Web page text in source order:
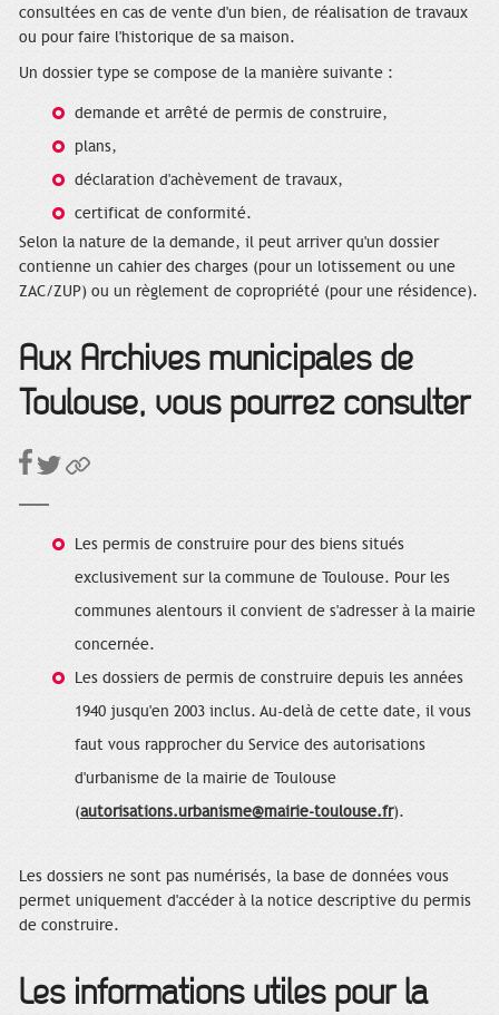
consultées en cas de vente d'un bien, de réalisation de travaux
ou pour faire l'historique de sa maison.
Un dossier type se compose de la manière suivante :
demande et arrêté de permis de construire,
plans,
déclaration d'achèvement de travaux,
certificat de conformité.
Selon la nature de la demande, il peut arriver qu'un dossier
contienne un cahier des charges (pour un lotissement ou une
ZAC/ZUP) ou un règlement de copropriété (pour une résidence).
Aux Archives municipales de
Toulouse, vous pourrez consulter
Les permis de construire pour des biens situés
exclusivement sur la commune de Toulouse. Pour les
communes alentours il convient de s'adresser à la mairie
concernée.
Les dossiers de permis de construire depuis les années
1940 jusqu'en 2003 inclus. Au-delà de cette date, il vous
faut vous rapprocher du Service des autorisations
d'urbanisme de la mairie de Toulouse
(autorisations.urbanisme@mairie-toulouse.fr).
Les dossiers ne sont pas numérisés, la base de données vous
permet uniquement d'accéder à la notice descriptive du permis
de construire.
Les informations utiles pour la